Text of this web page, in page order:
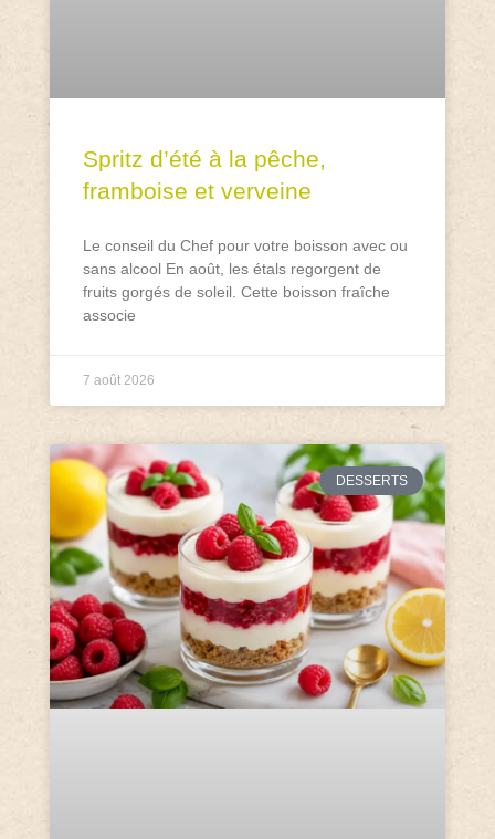
Spritz d’été à la pêche,
framboise et verveine
Le conseil du Chef pour votre boisson avec ou
sans alcool En août, les étals regorgent de
fruits gorgés de soleil. Cette boisson fraîche
associe
7 août 2026
DESSERTS